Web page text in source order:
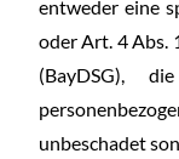
entweder eine
oder Art. 4 Abs.
(BayDSG),
unbeschadet